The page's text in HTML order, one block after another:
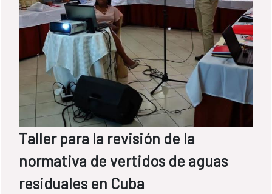
Taller para la revisión de la
normativa de vertidos de aguas
residuales en Cuba